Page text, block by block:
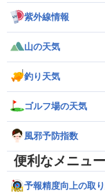
紫外線情報
山の天気
釣り天気
ゴルフ場の天気
風邪予防指数
便利なメニュー
予報精度向上の取